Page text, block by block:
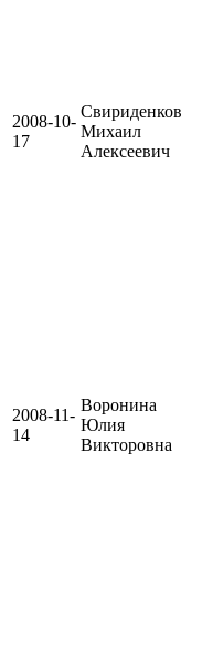
2008-10-
17
Свириденков
Михаил
Алексеевич
2008-11-
14
Воронина
Юлия
Викторовна